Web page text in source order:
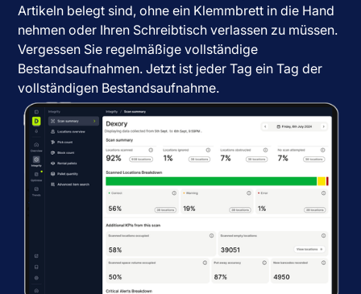
Artikeln belegt sind, ohne ein Klemmbrett in die Hand
nehmen oder Ihren Schreibtisch verlassen zu müssen.
Vergessen Sie regelmäßige vollständige
Bestandsaufnahmen. Jetzt ist jeder Tag ein Tag der
vollständigen Bestandsaufnahme.